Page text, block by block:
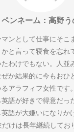
ペンネーム：高野う
ンとして仕事にそこ
と言って寝食を忘れ
わけでもない。人並
か結果的に今もおひ
アラフィフ女性です。
語が好きで得意だっ
語が大嫌いになりか
けは長年継続してお